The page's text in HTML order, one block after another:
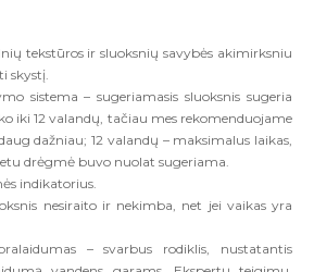
tekstūros ir sluoksnių savybės akimirksniu
skystį.
sistema – sugeriamasis sluoksnis sugeria
iki 12 valandų, tačiau mes rekomenduojame
dažniau; 12 valandų – maksimalus laikas,
drėgmė buvo nuolat sugeriama.
indikatorius.
nesiraito ir nekimba, net jei vaikas yra
– svarbus rodiklis, nustatantis